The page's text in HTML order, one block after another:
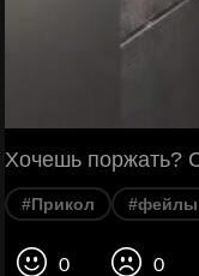
Хочешь поржать?
#Прикол #фейлы
0 0